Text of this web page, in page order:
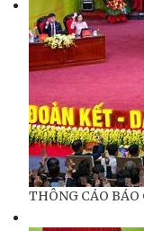
THÔNG CÁO